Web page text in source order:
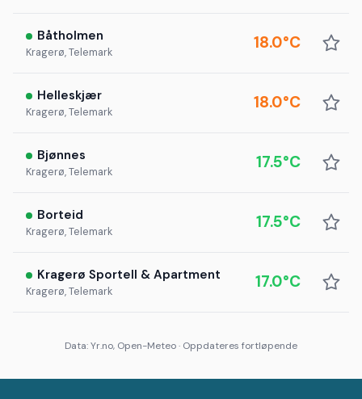
Båtholmen
Kragerø, Telemark 18.0°C
Helleskjær
Kragerø, Telemark 18.0°C
Bjønnes
Kragerø, Telemark 17.5°C
Borteid
Kragerø, Telemark 17.5°C
Kragerø Sportell & Apartment
Kragerø, Telemark 17.0°C
Data: Yr.no, Open-Meteo · Oppdateres fortløpende